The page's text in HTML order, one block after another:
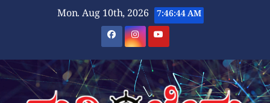
Mon. Aug 10th, 2026 7:46:44 AM